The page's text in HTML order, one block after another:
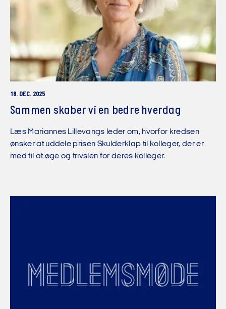
18. DEC. 2025
Sammen skaber vi en bedre hverdag
Læs Mariannes Lillevangs leder om, hvorfor kredsen
ønsker at uddele prisen Skulderklap til kolleger, der er
med til at øge og trivslen for deres kolleger.